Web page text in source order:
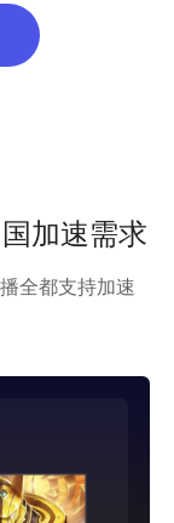
加速需求
全都支持加速